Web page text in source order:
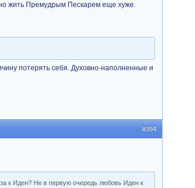
но жить Премудрым Пескарем еще хуже.
потерять себя. Духовно-наполненные и
#394
к Иден? Не в первую очередь любовь Иден к